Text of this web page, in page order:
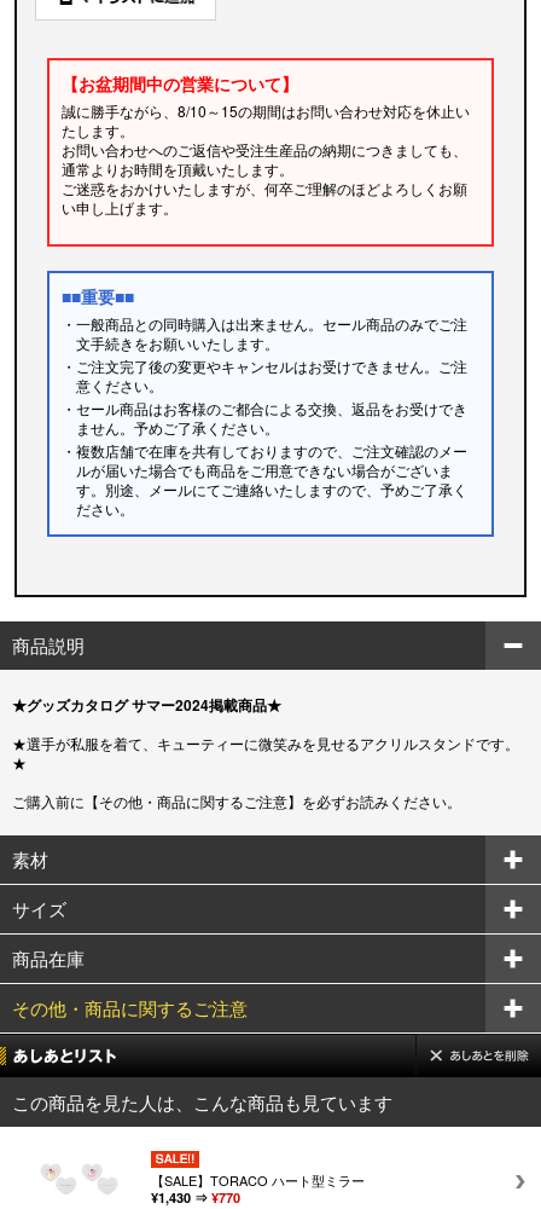
【お盆期間中の営業について】
誠に勝手ながら、8/10～15の期間はお問い合わせ対応を休止い
たします。
お問い合わせへのご返信や受注生産品の納期につきましても、
通常よりお時間を頂戴いたします。
ご迷惑をおかけいたしますが、何卒ご理解のほどよろしくお願
い申し上げます。
■■重要■■
・一般商品との同時購入は出来ません。セール商品のみでご注
文手続きをお願いいたします。
・ご注文完了後の変更やキャンセルはお受けできません。ご注
意ください。
・セール商品はお客様のご都合による交換、返品をお受けでき
ません。予めご了承ください。
・複数店舗で在庫を共有しておりますので、ご注文確認のメー
ルが届いた場合でも商品をご用意できない場合がございま
す。別途、メールにてご連絡いたしますので、予めご了承く
ださい。
商品説明
★グッズカタログ サマー2024掲載商品★
★選手が私服を着て、キューティーに微笑みを見せるアクリルスタンドです。
★
ご購入前に【その他・商品に関するご注意】を必ずお読みください。
素材
サイズ
商品在庫
その他・商品に関するご注意
この商品を見た人は、こんな商品も見ています
【SALE】TORACO ハート型ミラー
¥1,430 ⇒ ¥770